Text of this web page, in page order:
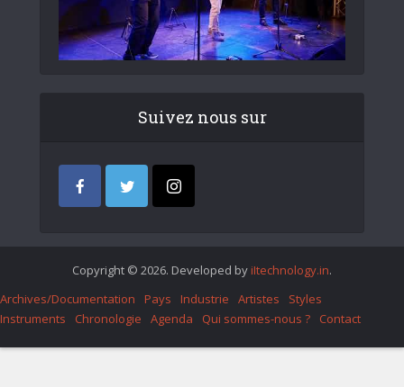
Suivez nous sur
Copyright © 2026. Developed by iItechnology.in.
Archives/Documentation
Pays Industrie Artistes
Styles
Instruments
Chronologie Agenda Qui sommes-nous ? Contact